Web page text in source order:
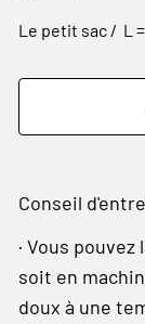
Le petit sac / L =
Conseil
· Vous
soit en
doux à une